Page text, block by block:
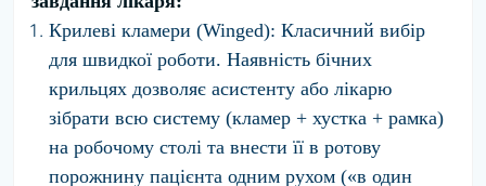
Крилеві кламери (Winged): Класичний вибір
для швидкої роботи. Наявність бічних
крильцях дозволяє асистенту або лікарю
зібрати всю систему (кламер + хустка + рамка)
на робочому столі та внести її в ротову
порожнину пацієнта одним рухом («в один